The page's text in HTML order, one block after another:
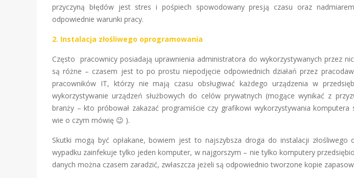
przyczyną błędów jest stres i pośpiech spowodowany presją czasu oraz
odpowiednie warunki pracy.
2. Instalacja złośliwego oprogramowania
Często pracownicy posiadają uprawnienia administratora do wykorzystywanych przez
są różne – czasem jest to po prostu niepodjęcie odpowiednich działań przez
pracowników IT, którzy nie mają czasu obsługiwać każdego urządzenia w
wykorzystywanie urządzeń służbowych do celów prywatnych (mogące wynikać z
branży – kto próbował zakazać programiście czy grafikowi wykorzystywania
wie o czym mówię 😉 ).
Skutki mogą być opłakane, bowiem jest to najszybsza droga do instalacji złośliwego
wypadku zainfekuje tylko jeden komputer, w najgorszym – nie tylko komputery
danych można czasem zaradzić, zwłaszcza jeżeli są odpowiednio tworzone kopie